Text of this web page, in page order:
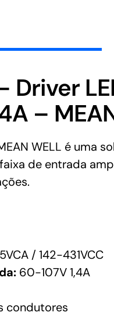
–
WELL é uma
de entrada
/ 142-431VCC
60-107V 1,4A
condutores